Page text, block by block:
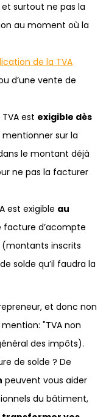
et surtout ne pas la
au moment où la
de la TVA
d’une vente de
TVA est exigible dès
mentionner sur la
le montant déjà
ne pas la facturer
est exigible au
facture d’acompte
inscrits
solde qu’il faudra la
et donc non
"TVA non
des impôts).
de solde ? De
peuvent vous aider
du bâtiment,